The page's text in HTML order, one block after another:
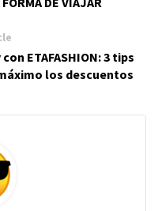
ETAFASHION: 3 tips
los descuentos